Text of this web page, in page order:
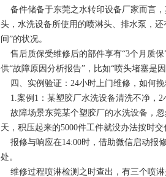
备件储备于东莞之水转印设备厂家而言，
头，水洗设备所使用的喷淋头、排水泵，
间”的状况。
售后质保受维修后的部件享有“3个月质
供“故障原因分析报告”，比如“喷头堵塞是
四、实例验证：24小时上门维修，如何挽
1.案例1：某塑胶厂水洗设备清洗不净，2
故障场景东莞某个塑胶厂的水洗设备，忽
天，积压起来的5000件工件就没办法按时交
报修与响应在14:00时，借助微信启动报
处。
维修过程喷淋检测之时查出，有三个喷